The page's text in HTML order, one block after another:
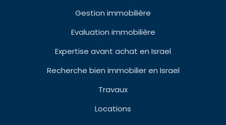
Gestion immobilière
Evaluation immobilière
Expertise avant achat en Israel
Recherche bien immobilier en Israel
Travaux
Locations